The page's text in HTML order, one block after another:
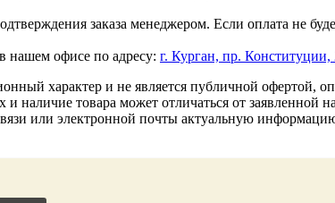
заказа менеджером. Если оплата не
нашем офисе по адресу: г. Курган, пр. Конституции,
характер и не является публичной офертой,
наличие товара может отличаться от заявленной
или электронной почты актуальную